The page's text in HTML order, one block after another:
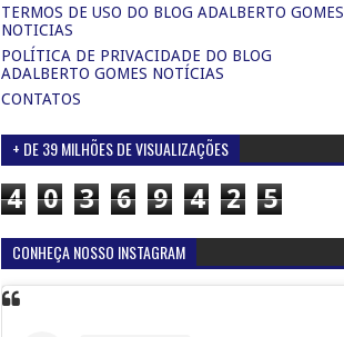
TERMOS DE USO DO BLOG ADALBERTO GOMES
NOTICIAS
POLÍTICA DE PRIVACIDADE DO BLOG
ADALBERTO GOMES NOTÍCIAS
CONTATOS
+ DE 39 MILHÕES DE VISUALIZAÇÕES
4 0 3 6 9 4 2 5
CONHEÇA NOSSO INSTAGRAM